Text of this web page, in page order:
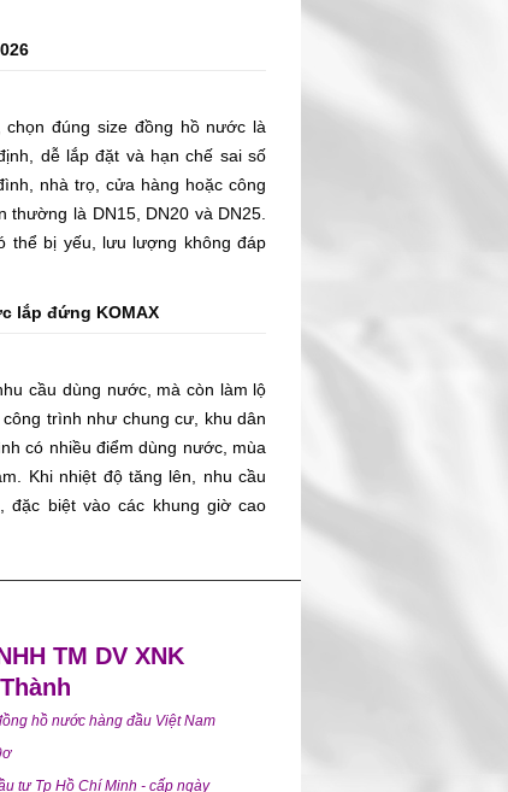
và tránh thiếu hồ sơ trong quá
khách trả lời đúng câu hỏi: mua
cần kiểm tra giấy tờ gì và làm
đúng size đồng hồ nước là
dễ lắp đặt và hạn chế sai số
nhà trọ, cửa hàng hoặc công
là DN15, DN20 và DN25.
thể bị yếu, lưu lượng không đáp
lệch trong quá trình ghi nhận chỉ
vị trí lắp đặt và nhu cầu sử
lắp đứng KOMAX
cầu dùng nước, mà còn làm lộ
trình như chung cư, khu dân
có nhiều điểm dùng nước, mùa
Khi nhiệt độ tăng lên, nhu cầu
đặc biệt vào các khung giờ cao
đủ dùng hay không”. Điều đáng
định không, việc đo đếm có còn
gây khó cho khâu quản lý hay
TM DV XNK
hồ nước hàng đầu Việt Nam
tư Tp Hồ Chí Minh - cấp ngày